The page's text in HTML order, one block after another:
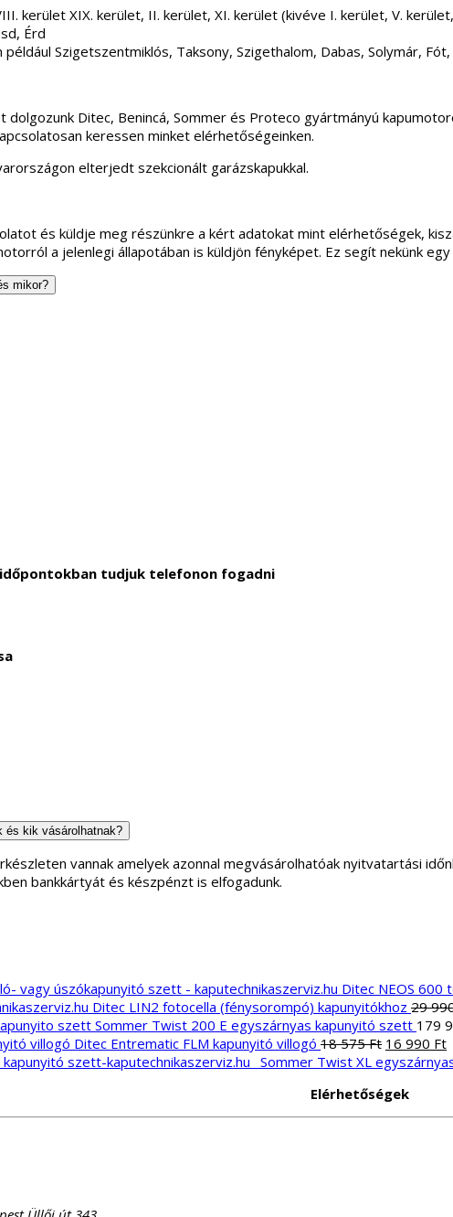
kerület XIX. kerület, II. kerület, XI. kerület (kivéve I. kerület, V.
Érd
Szigetszentmiklós, Taksony, Szigethalom, Dabas, Solymár, Fót,
Ditec, Benincá, Sommer és Proteco gyártmányú
keressen minket elérhetőségeinken.
elterjedt szekcionált garázskapukkal.
és küldje meg részünkre a kért adatokat mint elérhetőségek,
a jelenlegi állapotában is küldjön fényképet. Ez segít nekünk
mikor?
tudjuk telefonon fogadni
és kik vásárolhatnak?
vannak amelyek azonnal megvásárolhatóak nyitvatartási
bankkártyát és készpénzt is elfogadunk.
Ditec NEOS 600
Ditec LIN2 fotocella (fénysorompó) kapunyitókhoz 29
Sommer Twist 200 E egyszárnyas kapunyitó szett 179
Ditec Entrematic FLM kapunyitó villogó 18 575Ft Original
price
18
575 Ft.
16 990 Ft
Sommer Twist XL
Elérhetőségek